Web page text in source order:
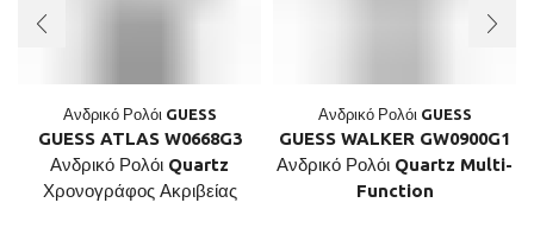
Ανδρικό Ρολόι GUESS
GUESS ATLAS W0668G3
Ανδρικό Ρολόι Quartz
Χρονογράφος Ακριβείας
Ανδρικό Ρολόι GUESS
GUESS WALKER GW0900G1
Ανδρικό Ρολόι Quartz Multi-
Function